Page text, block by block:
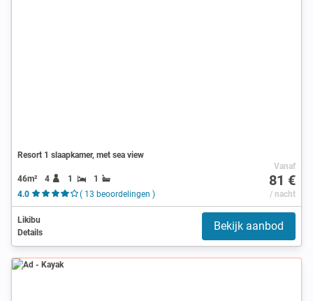
Resort 1 slaapkamer, met sea view
46m² 4 1
1
4.0
( 13 beoordelingen )
Vanaf
81 €
/ nacht
Likibu
Details
Bekijk aanbod
Ad